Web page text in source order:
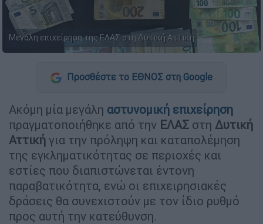
Μεγάλη επιχείρηση της ΕΛΑΣ στη Δυτική Αττική
Προσθέστε το ΕΘΝΟΣ στη Google
Ακόμη μία μεγάλη αστυνομική επιχείρηση
πραγματοποιήθηκε από την ΕΛΑΣ στη Δυτική
Αττική για την πρόληψη και καταπολέμηση
της εγκληματικότητας σε περιοχές και
εστίες που διαπιστώνεται έντονη
παραβατικότητα, ενώ οι επιχειρησιακές
δράσεις θα συνεχιστούν με τον ίδιο ρυθμό
προς αυτή την κατεύθυνση.